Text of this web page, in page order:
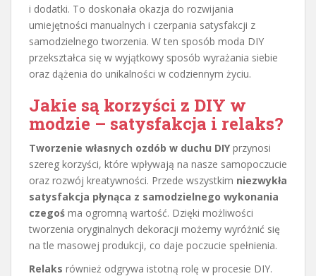
i dodatki. To doskonała okazja do rozwijania
umiejętności manualnych i czerpania satysfakcji z
samodzielnego tworzenia. W ten sposób moda DIY
przekształca się w wyjątkowy sposób wyrażania siebie
oraz dążenia do unikalności w codziennym życiu.
Jakie są korzyści z DIY w
modzie – satysfakcja i relaks?
Tworzenie własnych ozdób w duchu DIYprzynosi
szereg korzyści, które wpływają na nasze samopoczucie
oraz rozwój kreatywności. Przede wszystkim niezwykła
satysfakcja płynąca z samodzielnego wykonania
czegoś ma ogromną wartość. Dzięki możliwości
tworzenia oryginalnych dekoracji możemy wyróżnić się
na tle masowej produkcji, co daje poczucie spełnienia.
Relaks również odgrywa istotną rolę w procesie DIY.